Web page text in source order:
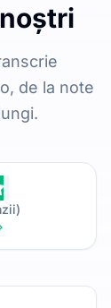
de la note